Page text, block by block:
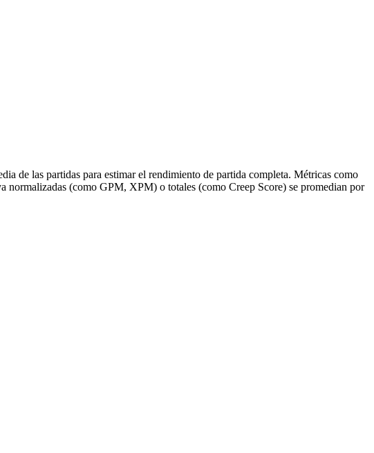
de las partidas para estimar el rendimiento de partida completa. Métricas como
normalizadas (como GPM, XPM) o totales (como Creep Score) se promedian por